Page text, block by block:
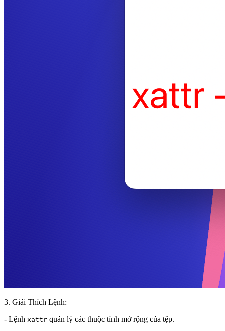
3. Giải Thích Lệnh:
- Lệnh xattr quản lý các thuộc tính mở rộng của tệp.